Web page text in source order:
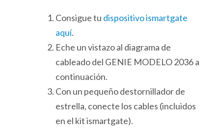
Consigue tu dispositivo ismartgate
aquí.
Eche un vistazo al diagrama de
cableado del GENIE MODELO 2036 a
continuación.
Con un pequeño destornillador de
estrella, conecte los cables (incluidos
en el kit ismartgate).